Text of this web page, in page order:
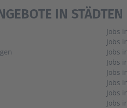
IN STÄDTEN
Jobs
Jobs
Jobs
Jobs
Jobs
Jobs
Jobs
Jobs